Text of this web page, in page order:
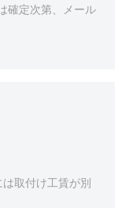
確定次第、メール
取付け工賃が別